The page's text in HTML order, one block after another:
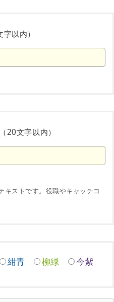
以内）
20文字以内）
ストです。役職やキャッチコ
紺青 柳緑 今紫